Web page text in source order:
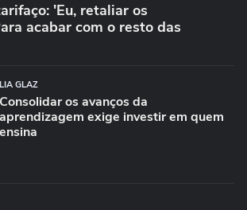
'Eu, retaliar os
acabar com o resto das
LIA GLAZ
Consolidar os avanços da
aprendizagem exige investir em quem
ensina